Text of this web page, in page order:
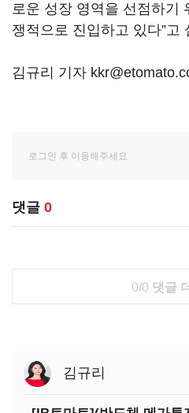
로운 성장 영역을 선점하기
쟁적으로 진입하고 있다”고
김규리 기자
댓글 0
0/0 댓글
김규리